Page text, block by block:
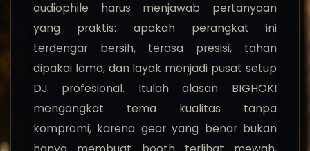
audiophile harus menjawab pertanyaan
yang praktis: apakah perangkat ini
terdengar bersih, terasa presisi, tahan
dipakai lama, dan layak menjadi pusat setup
DJ profesional. Itulah alasan BIGHOKI
mengangkat tema kualitas tanpa
kompromi, karena gear yang benar bukan